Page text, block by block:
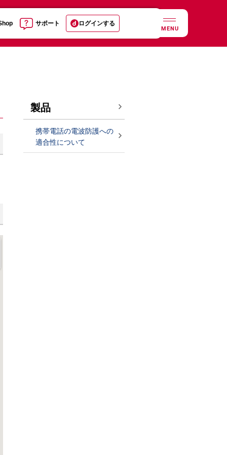
サポート ログインする
MENU
製品
携帯電話の電波防護への
適合性について